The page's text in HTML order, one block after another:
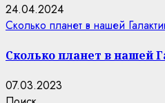
24.04.2024
Сколько планет в нашей
Сколько планет в нашей
07.03.2023